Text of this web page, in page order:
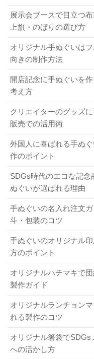
1-2．オリジナル
アピールできるこ
伊勢丹など百貨店や下
キングは似たようなも
ラブなどの集まりに参
たいというニーズが高
自分の個性や希望を反
できるのが魅力でしょう
1-3．オリジナル
ーンとは？
普段の生活では、ベー
しかし、サークル・イ
グで人と差をつけるこ
や販促物として活用す
がります。場所を取ら
できるのもメリットです
関連記事 泉州タオルと今治
関連記事
ネは、オリジナル製作
可能です。お気軽にお
までの流れ
オリジナルストッキン
います。
スズキネの見積も
ファックスでも可
担当者からの連絡
製作内容について
正式な見積もりを
希望者は校正で仕
印刷開始
3-3． 無料見積も
こと
業者の質はさまざまで
展示会ブースで目立つ
上旗・のぼりの選び方
オリジナル手ぬぐいは
向きの制作方法
開店記念に手ぬぐいを
考え方
クリエイターのグッズ
販売での活用術
外国人に喜ばれる手ぬ
作のポイント
SDGs時代のエコな記
ぬぐいが選ばれる理由
手ぬぐいの名入れ注文
斗・包装のコツ
手ぬぐいのオリジナル
方のポイント
オリジナルハチマキで
製作ガイド
オリジナルランチョン
れる製作のコツ
オリジナル箸袋でSDGs
への活かし方